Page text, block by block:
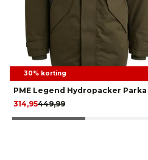
30% korting
PME Legend Hydropacker Parka
449,99
314,95